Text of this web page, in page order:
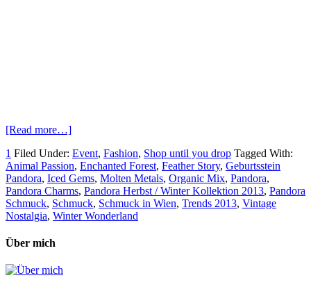
[Read more…]
1 Filed Under: Event, Fashion, Shop until you drop Tagged With:
Animal Passion, Enchanted Forest, Feather Story, Geburtsstein
Pandora, Iced Gems, Molten Metals, Organic Mix, Pandora,
Pandora Charms, Pandora Herbst / Winter Kollektion 2013, Pandora
Schmuck, Schmuck, Schmuck in Wien, Trends 2013, Vintage
Nostalgia, Winter Wonderland
Über mich